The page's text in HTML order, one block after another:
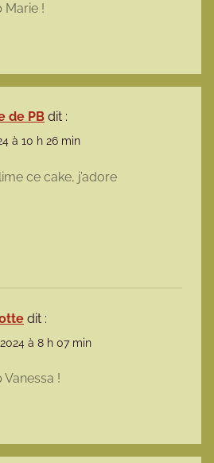
Marie !
de PB dit :
à 10 h 26 min
ce cake, j’adore
dit :
à 8 h 07 min
!